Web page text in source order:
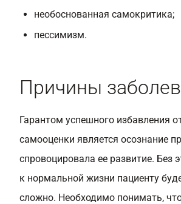
необоснованная самокритика;
пессимизм.
Причины
Гарантом успешного избавления
самооценки является осознание
спровоцировала ее развитие. Без
к нормальной жизни пациенту
сложно. Необходимо понимать,